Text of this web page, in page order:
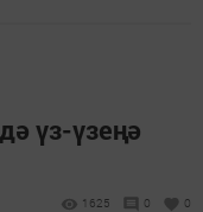
үз-үзеңә
1625 0 0